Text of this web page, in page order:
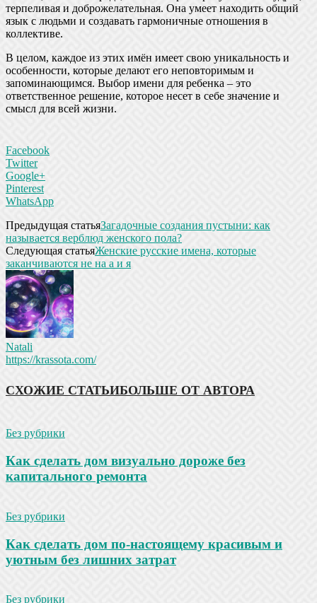
терпеливая и доброжелательная. Она умеет находить общий
язык с людьми и создавать гармоничные отношения в
коллективе.
В целом, каждое из этих имён имеет свою уникальность и
особенности, которые делают его неповторимым и
запоминающимся. Выбор имени для ребенка – это
ответственное решение, которое несет в себе значение и
смысл для всей жизни.
Facebook
Twitter
Google+
Pinterest
WhatsApp
Предыдущая статьяЗагадочные создания пустыни: как
называется верблюд женского пола?
Следующая статьяЖенские русские имена, которые
заканчиваются не на а и я
Natali
https://krassota.com/
СХОЖИЕ СТАТЬИБОЛЬШЕ ОТ АВТОРА
Без рубрики
Как сделать дом визуально дороже без
капитального ремонта
Без рубрики
Как сделать дом по-настоящему красивым и
уютным без лишних затрат
Без рубрики